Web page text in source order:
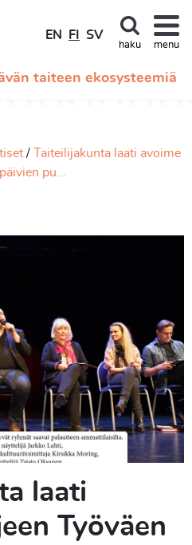
taiteen ekosysteemiä
EN FI SV
haku menu
Taiteilijakunta laati avoime
pu...
laati
Työväen